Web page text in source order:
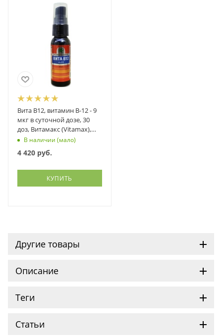
Вита В12, витамин В-12 - 9
мкг в суточной дозе, 30
доз, Витамакс (Vitamax),
спрей 30 мл
В наличии (мало)
4 420 руб.
КУПИТЬ
Другие товары
Описание
Теги
Статьи